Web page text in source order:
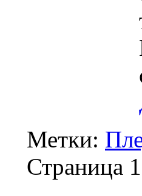
Метки:
Страница